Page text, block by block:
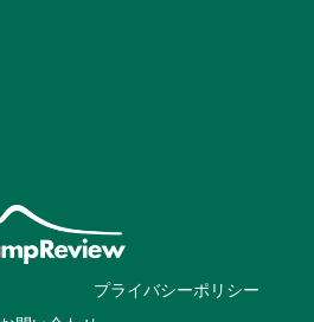
プライバシーポリシー